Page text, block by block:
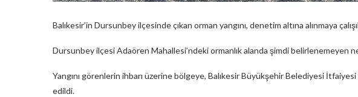
Balıkesir’in Dursunbey ilçesinde çıkan orman yangını, denetim altına alınmaya
Dursunbey ilçesi Adaören Mahallesi’ndeki ormanlık alanda şimdi belirlenemeyen
Yangını görenlerin ihbarı üzerine bölgeye, Balıkesir Büyükşehir Belediyesi
edildi.